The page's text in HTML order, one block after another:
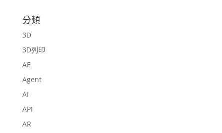
分類
3D
3D列印
AE
Agent
AI
API
AR